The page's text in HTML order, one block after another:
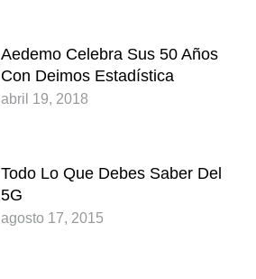
Aedemo Celebra Sus 50 Años
Con Deimos Estadística
abril 19, 2018
Todo Lo Que Debes Saber Del
5G
agosto 17, 2015